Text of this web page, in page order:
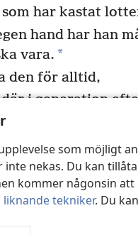
som möjligt
nekas. Du kan
kommer någonsin
tekniker. Du
har kastat
hand har han
vara. *
den för alltid,
där i generation